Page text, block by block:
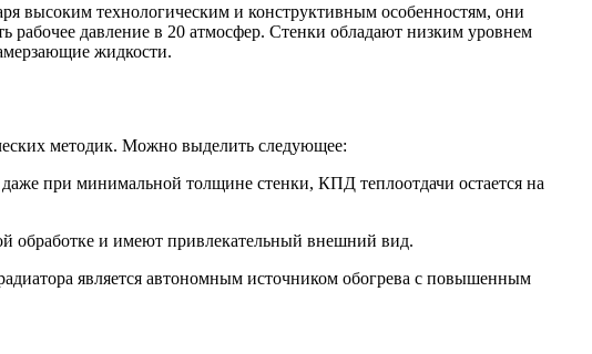
высоким технологическим и конструктивным особенностям, они
рабочее давление в 20 атмосфер. Стенки обладают низким уровнем
жидкости.
методик. Можно выделить следующее:
при минимальной толщине стенки, КПД теплоотдачи остается на
обработке и имеют привлекательный внешний вид.
является автономным источником обогрева с повышенным